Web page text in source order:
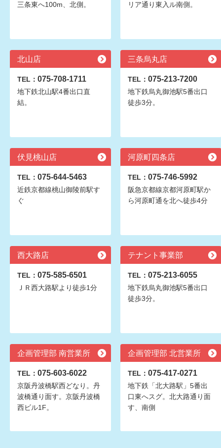
三条東へ100m、北側。
リア通り東入ル南側。
北山店
TEL： 075-708-1711
地下鉄北山駅4番出口直
結。
三条烏丸店
TEL： 075-213-7200
地下鉄烏丸御池駅5番出口
徒歩3分。
伏見桃山店
TEL： 075-644-5463
近鉄京都線桃山御陵前駅す
ぐ
河原町四条店
TEL： 075-746-5992
阪急京都線京都河原町駅か
ら河原町通を北へ徒歩4分
西大路店
TEL： 075-585-6501
ＪＲ西大路駅より徒歩1分
テナント事業部
TEL： 075-213-6055
地下鉄烏丸御池駅5番出口
徒歩3分。
企画管理部 南営業所
TEL： 075-603-6022
京阪丹波橋駅西どなり。丹
波橋通り面す。京阪丹波橋
西ビル1F。
企画管理部 北営業所
TEL： 075-417-0271
地下鉄「北大路駅」5番出
口東へスグ。北大路通り面
す、南側